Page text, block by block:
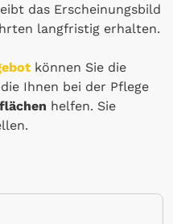
das Erscheinungsbild
langfristig erhalten.
können Sie die
Ihnen bei der Pflege
helfen. Sie